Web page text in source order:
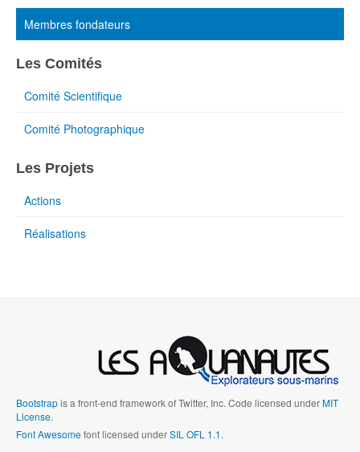
Membres fondateurs
Les Comités
Comité Scientifique
Comité Photographique
Les Projets
Actions
Réalisations
Bootstrapis a front-end framework of Twitter, Inc. Code licensed underMIT
License.
Font Awesomefont licensed underSIL OFL 1.1.